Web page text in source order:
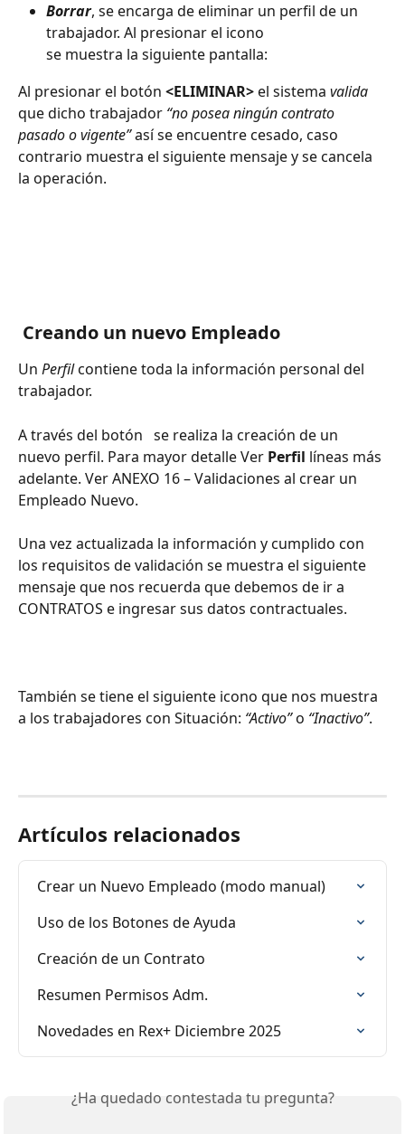
Borrar, se encarga de eliminar un perfil de un
trabajador. Al presionar el icono
se muestra la siguiente pantalla:
Al presionar el botón <ELIMINAR> el sistema valida
que dicho trabajador “no posea ningún contrato
pasado o vigente” así se encuentre cesado, caso
contrario muestra el siguiente mensaje y se cancela
la operación.
Creando un nuevo Empleado
Un Perfil contiene toda la información personal del
trabajador.
A través del botón
  se realiza la creación de un
nuevo perfil. Para mayor detalle Ver Perfil líneas más
adelante. Ver ANEXO 16 – Validaciones al crear un
Empleado Nuevo.
Una vez actualizada la información y cumplido con
los requisitos de validación se muestra el siguiente
mensaje que nos recuerda que debemos de ir a
CONTRATOS e ingresar sus datos contractuales.
También se tiene el siguiente icono que nos muestra
a los trabajadores con Situación: “Activo” o “Inactivo”.
Artículos relacionados
Crear un Nuevo Empleado (modo manual)
Uso de los Botones de Ayuda
Creación de un Contrato
Resumen Permisos Adm.
Novedades en Rex+ Diciembre 2025
¿Ha quedado contestada tu pregunta?